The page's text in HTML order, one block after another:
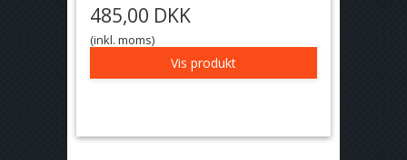
485,00 DKK
(inkl. moms)
Vis produkt